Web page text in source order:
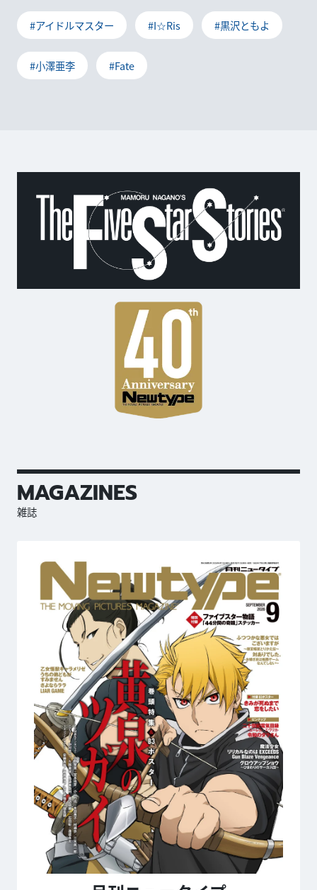
#アイドルマスター #I☆Ris #黒沢ともよ
#小澤亜李 #Fate
MAGAZINES
雑誌